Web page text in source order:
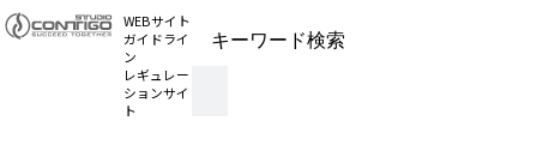
WEBサイト
ガイドライ
ン
レギュレー
ションサイ
ト